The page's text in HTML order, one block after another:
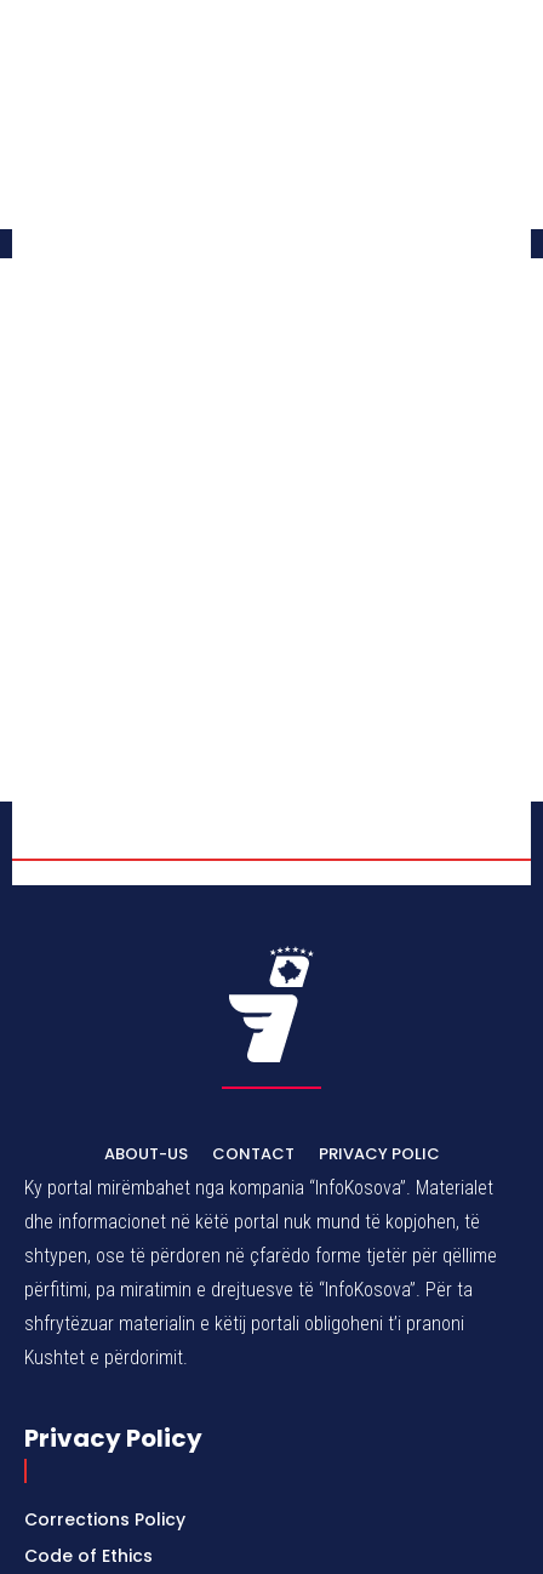
ABOUT-US CONTACT
PRIVACY POLIC
Ky portal mirëmbahet nga kompania “InfoKosova”. Materialet
dhe informacionet në këtë portal nuk mund të kopjohen, të
shtypen, ose të përdoren në çfarëdo forme tjetër për qëllime
përfitimi, pa miratimin e drejtuesve të “InfoKosova”. Për ta
shfrytëzuar materialin e këtij portali obligoheni t’i pranoni
Kushtet e përdorimit.
Privacy Policy
Corrections Policy
Code of Ethics